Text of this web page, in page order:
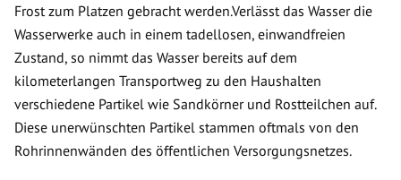
Frost zum Platzen gebracht werden.Verlässt das Wasser die
Wasserwerke auch in einem tadellosen, einwandfreien
Zustand, so nimmt das Wasser bereits auf dem
kilometerlangen Transportweg zu den Haushalten
verschiedene Partikel wie Sandkörner und Rostteilchen auf.
Diese unerwünschten Partikel stammen oftmals von den
Rohrinnenwänden des öffentlichen Versorgungsnetzes.